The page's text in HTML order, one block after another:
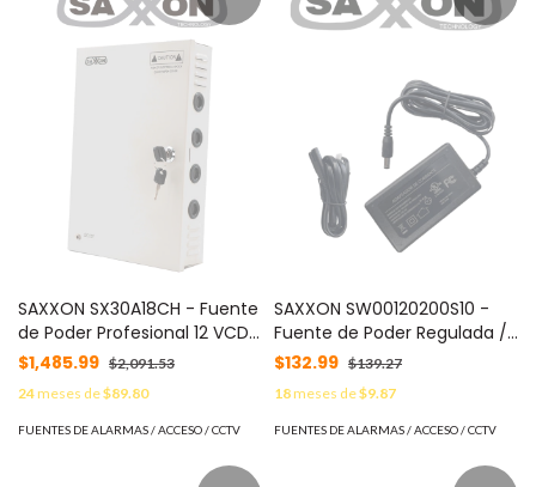
SAXXON SX30A18CH - Fuente
de Poder Profesional 12 VCD /
30 Amperes / 18 Canales / 1.6
Amperes por Canal /
Protección contra
Sobrecargas / Led Indicador
$1,485.99 $2,091.53
24meses de$89.80
FUENTES DE ALARMAS / ACCESO / CCTV
SAXXON SW00120200S10 -
Fuente de Poder Regulada /
Alimentación 12 Vcc 2 Amper
/ Conector Macho / Voltaje
de Entrada: 100-240V / Ideal
para Cámaras de CCTV ,
$132.99 $139.27
18meses de$9.87
FUENTES DE ALARMAS / ACCESO / CCTV